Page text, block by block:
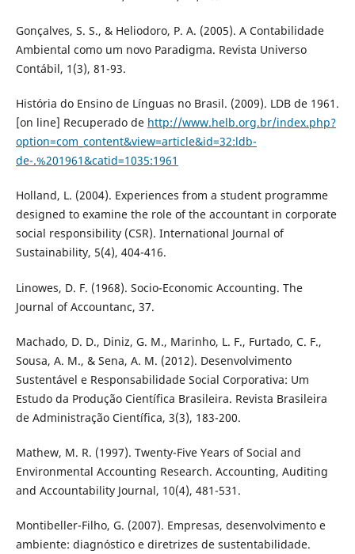
Gonçalves, S. S., & Heliodoro, P. A. (2005). A Contabilidade
Ambiental como um novo Paradigma. Revista Universo
Contábil, 1(3), 81-93.
História do Ensino de Línguas no Brasil. (2009). LDB de 1961.
[on line] Recuperado de http://www.helb.org.br/index.php?
option=com_content&view=article&id=32:ldb-
de-.%201961&catid=1035:1961
Holland, L. (2004). Experiences from a student programme
designed to examine the role of the accountant in corporate
social responsibility (CSR). International Journal of
Sustainability, 5(4), 404-416.
Linowes, D. F. (1968). Socio-Economic Accounting. The
Journal of Accountanc, 37.
Machado, D. D., Diniz, G. M., Marinho, L. F., Furtado, C. F.,
Sousa, A. M., & Sena, A. M. (2012). Desenvolvimento
Sustentável e Responsabilidade Social Corporativa: Um
Estudo da Produção Científica Brasileira. Revista Brasileira
de Administração Científica, 3(3), 183-200.
Mathew, M. R. (1997). Twenty-Five Years of Social and
Environmental Accounting Research. Accounting, Auditing
and Accountability Journal, 10(4), 481-531.
Montibeller-Filho, G. (2007). Empresas, desenvolvimento e
ambiente: diagnóstico e diretrizes de sustentabilidade.